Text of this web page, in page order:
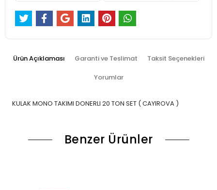
Ürün Açıklaması Garanti ve Teslimat Taksit Seçenekleri
Yorumlar
KULAK MONO TAKIMI DONERLI 20 TON SET ( CAYIROVA )
Benzer Ürünler